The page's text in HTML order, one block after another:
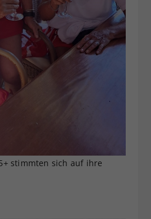
stimmten sich auf ihre